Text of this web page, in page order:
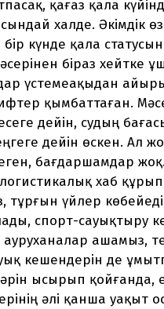
қағаз қала
халде. Әкімдік
күнде қала
біраз хейтке
үстемеақыдан
қымбаттаған.
дейін, судың
дейін өскен. Ал
бағдаршамдар жоқ.
хаб
тұрғын үйлер
спорт-сауықтыру
ашамыз,
кешендерін де
ысырып қойғанда,
әлі қанша уақыт